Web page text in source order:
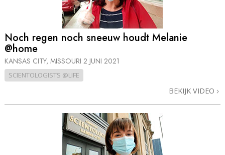
Noch regen noch sneeuw houdt Melanie
@home
KANSAS CITY, MISSOURI 2 JUNI 2021
SCIENTOLOGISTS @LIFE
BEKIJK VIDEO